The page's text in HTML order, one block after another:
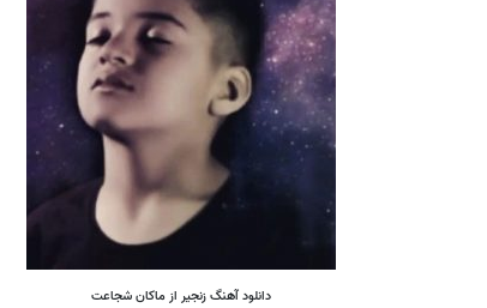
دانلود آهنگزنجیر از ماکان شجاعت